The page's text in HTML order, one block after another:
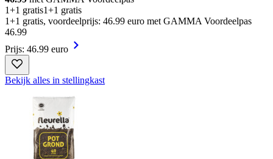
1+1 gratis1+1 gratis
1+1 gratis, voordeelprijs: 46.99 euro met GAMMA Voordeelpas
46.99
Prijs: 46.99 euro
Bekijk alles in stellingkast